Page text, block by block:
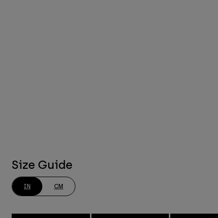
Size Guide
IN CM